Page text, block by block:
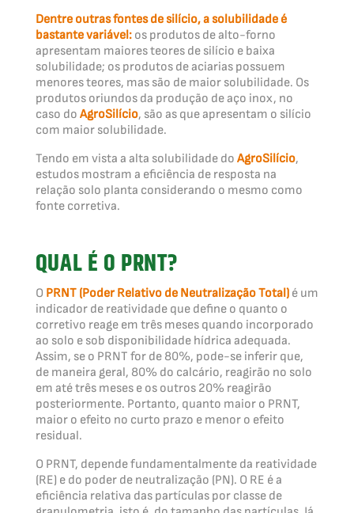
Dentre outras fontes de silício, a solubilidade é
bastante variável:os produtos de alto-forno
apresentam maiores teores de silício e baixa
solubilidade; os produtos de aciarias possuem
menores teores, mas são de maior solubilidade. Os
produtos oriundos da produção de aço inox, no
caso do AgroSilício, são as que apresentam o silício
com maior solubilidade.
Tendo em vista a alta solubilidade do AgroSilício,
estudos mostram a eficiência de resposta na
relação solo planta considerando o mesmo como
fonte corretiva.
QUAL É O PRNT?
O PRNT (Poder Relativo de Neutralização Total)é um
indicador de reatividade que define o quanto o
corretivo reage em três meses quando incorporado
ao solo e sob disponibilidade hídrica adequada.
Assim, se o PRNT for de 80%, pode-se inferir que,
de maneira geral, 80% do calcário, reagirão no solo
em até três meses e os outros 20% reagirão
posteriormente. Portanto, quanto maior o PRNT,
maior o efeito no curto prazo e menor o efeito
residual.
O PRNT, depende fundamentalmente da reatividade
(RE) e do poder de neutralização (PN). O RE é a
eficiência relativa das partículas por classe de